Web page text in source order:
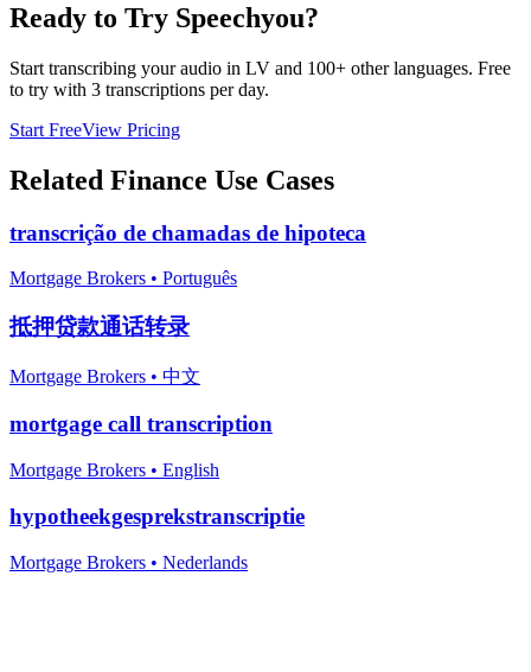
Ready to Try Speechyou?
Start transcribing your audio in LV and 100+ other languages. Free
to try with 3 transcriptions per day.
Start FreeView Pricing
Related Finance Use Cases
transcrição de chamadas de hipoteca
Mortgage Brokers • Português
抵押贷款通话转录
Mortgage Brokers • 中文
mortgage call transcription
Mortgage Brokers • English
hypotheekgesprekstranscriptie
Mortgage Brokers • Nederlands